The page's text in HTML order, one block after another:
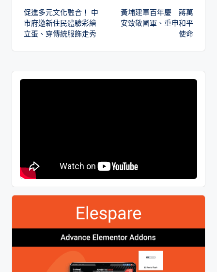
促進多元文化融合！ 中
市府邀新住民體驗彩繪
立蛋、穿傳統服飾走秀
黃埔建軍百年慶 蔣萬
安致敬國軍、重申和平
使命